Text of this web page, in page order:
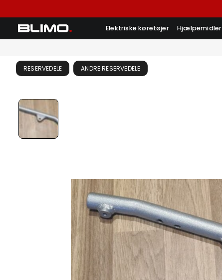
Elektriske køretøjer Hjælpemidler
RESERVEDELE ANDRE RESERVEDELE